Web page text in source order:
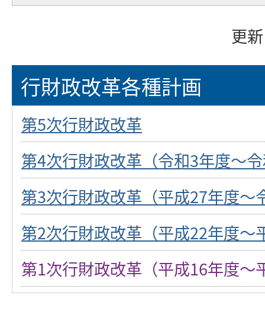
更
行財政改革各種計画
第5次行財政改革
第4次行財政改革（令和3年度～
第3次行財政改革（平成27年度～
第2次行財政改革（平成22年度～
第1次行財政改革（平成16年度～